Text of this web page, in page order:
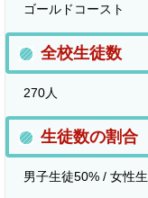
ゴールドコースト
全校生徒数
270人
生徒数の割合
男子生徒50% / 女性